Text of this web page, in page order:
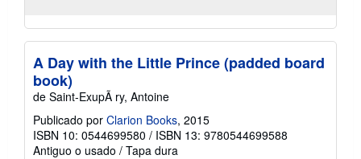
A Day with the Little Prince (padded board
book)
de Saint-ExupÃ ry, Antoine
Publicado por Clarion Books, 2015
ISBN 10: 0544699580 / ISBN 13: 9780544699588
Antiguo o usado / Tapa dura